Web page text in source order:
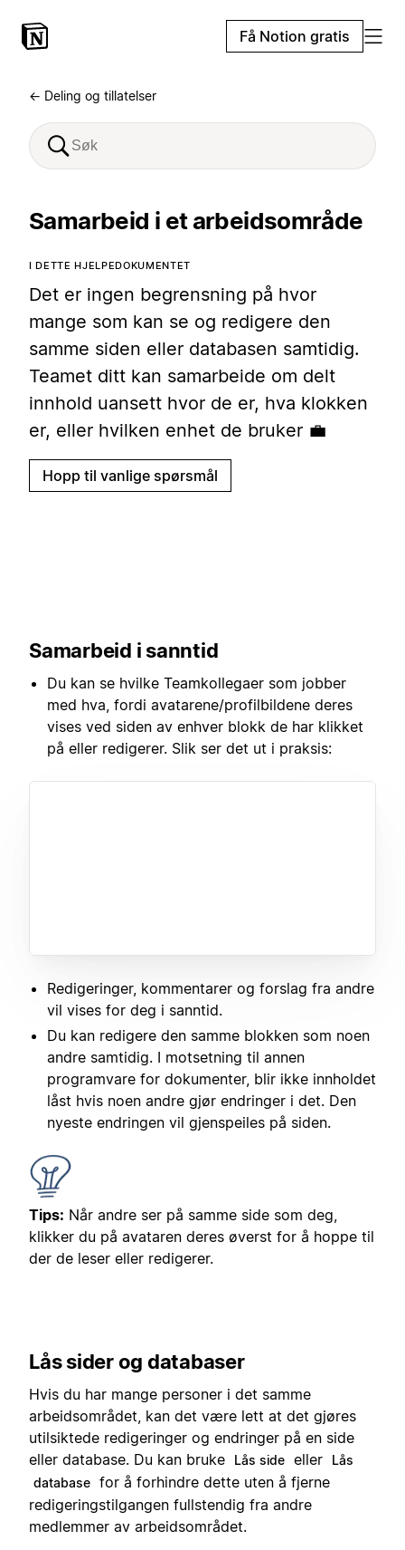
Få Notion gratis
← Deling og tillatelser
Samarbeid i et arbeidsområde
I DETTE HJELPEDOKUMENTET
Det er ingen begrensning på hvor
mange som kan se og redigere den
samme siden eller databasen samtidig.
Teamet ditt kan samarbeide om delt
innhold uansett hvor de er, hva klokken
er, eller hvilken enhet de bruker 💼
Hopp til vanlige spørsmål
Samarbeid i sanntid
Du kan se hvilke Teamkollegaer som jobber
med hva, fordi avatarene/profilbildene deres
vises ved siden av enhver blokk de har klikket
på eller redigerer. Slik ser det ut i praksis:
Redigeringer, kommentarer og forslag fra andre
vil vises for deg i sanntid.
Du kan redigere den samme blokken som noen
andre samtidig. I motsetning til annen
programvare for dokumenter, blir ikke innholdet
låst hvis noen andre gjør endringer i det. Den
nyeste endringen vil gjenspeiles på siden.
Tips: Når andre ser på samme side som deg,
klikker du på avataren deres øverst for å hoppe til
der de leser eller redigerer.
Lås sider og databaser
Hvis du har mange personer i det samme
arbeidsområdet, kan det være lett at det gjøres
utilsiktede redigeringer og endringer på en side
eller database. Du kan bruke
Lås side eller
Lås
database for å forhindre dette uten å fjerne
redigeringstilgangen fullstendig fra andre
medlemmer av arbeidsområdet.